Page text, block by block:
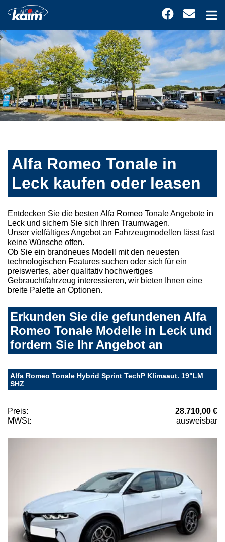
Alfa Romeo Tonale in
Leck kaufen oder leasen
Entdecken Sie die besten Alfa Romeo Tonale Angebote in
Leck und sichern Sie sich Ihren Traumwagen.
Unser vielfältiges Angebot an Fahrzeugmodellen lässt fast
keine Wünsche offen.
Ob Sie ein brandneues Modell mit den neuesten
technologischen Features suchen oder sich für ein
preiswertes, aber qualitativ hochwertiges
Gebrauchtfahrzeug interessieren, wir bieten Ihnen eine
breite Palette an Optionen.
Erkunden Sie die gefundenen Alfa
Romeo Tonale Modelle in Leck und
fordern Sie Ihr Angebot an
Alfa Romeo Tonale Hybrid Sprint TechP Klimaaut. 19"LM
SHZ
Preis:
28.710,00 €
MWSt:
ausweisbar